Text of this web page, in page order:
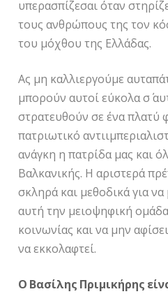
υπερασπίζεσαι όταν
τους ανθρώπους της τον
του μόχθου της Ελλάδας.
Ας μη καλλιεργούμε
μπορούν αυτοί εύκολα σ΄
στρατευθούν σε ένα πλατύ
πατριωτικό
ανάγκη η πατρίδα μας και
Βαλκανικής. Η αριστερά
σκληρά και μεθοδικά για να
αυτή την μειοψηφική
κοινωνίας και να μην
να εκκολαφτεί.
Ο Βασίλης Πριμικήρης